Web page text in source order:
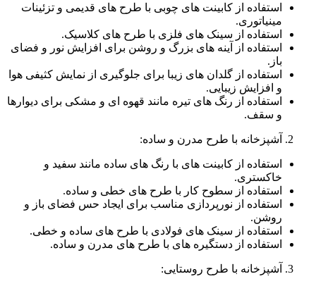
استفاده از کابینت های چوبی با طرح های قدیمی و تزئینات
مینیاتوری.
استفاده از سینک های فلزی با طرح های کلاسیک.
استفاده از آینه های بزرگ و روشن برای افزایش نور و فضای
باز.
استفاده از گلدان های زیبا برای جلوگیری از نمایش کثیفی هوا
و افزایش زیبایی.
استفاده از رنگ های تیره مانند قهوه ای و مشکی برای دیوارها
و سقف.
آشپزخانه با طرح مدرن و ساده:
استفاده از کابینت های با رنگ های ساده مانند سفید و
خاکستری.
استفاده از سطوح کار با طرح های خطی و ساده.
استفاده از نورپردازی مناسب برای ایجاد حس فضای باز و
روشن.
استفاده از سینک های فولادی با طرح های ساده و خطی.
استفاده از دستگیره های با طرح های مدرن و ساده.
آشپزخانه با طرح روستایی: